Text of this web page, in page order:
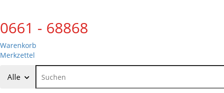
0661 - 68868
Warenkorb
Merkzettel
Alle